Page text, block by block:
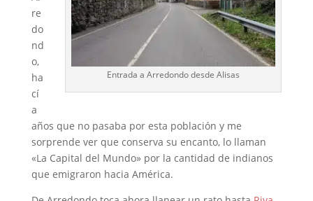
Entrada a Arredondo desde Alisas
re
do
nd
o,
ha
cí
a
años que no pasaba por esta población y me
sorprende ver que conserva su encanto, lo llaman
«La Capital del Mundo» por la cantidad de indianos
que emigraron hacia América.